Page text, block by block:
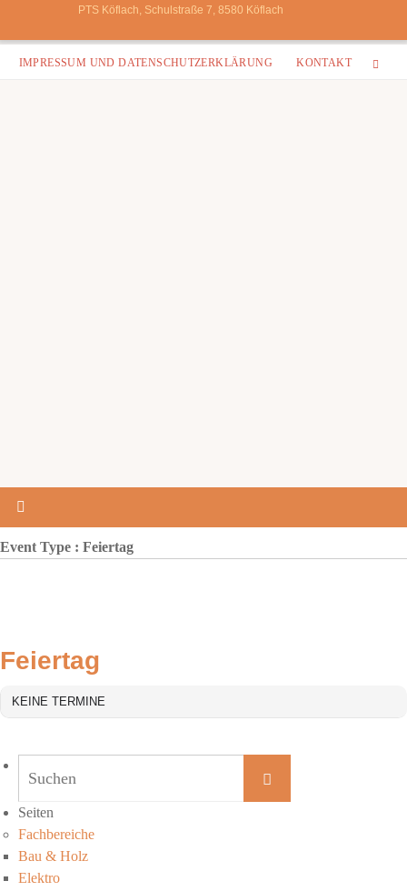
PTS Köflach, Schulstraße 7, 8580 Köflach
Zum
Inhalt
IMPRESSUM UND DATENSCHUTZERKLÄRUNG KONTAKT
Event Type : Feiertag
Feiertag
KEINE TERMINE
Suchen
Seiten
Fachbereiche
Bau & Holz
Elektro